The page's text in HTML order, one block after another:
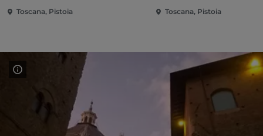
Toscana, Pistoia Toscana, Pistoia